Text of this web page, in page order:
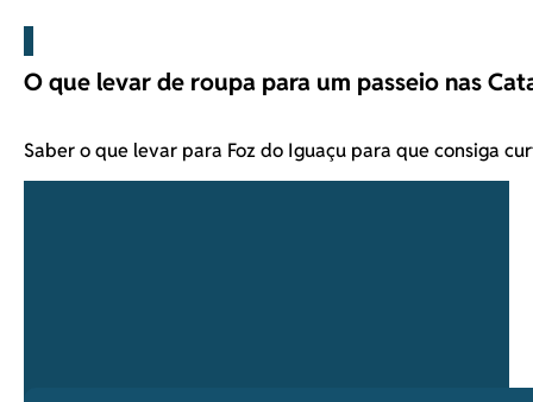
O que levar de roupa para um passeio nas
Saber o que levar para Foz do Iguaçu para que consiga